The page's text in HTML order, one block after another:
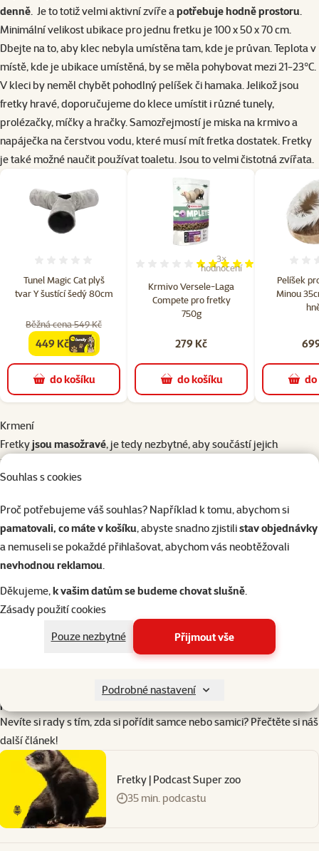
Souhlas s cookies
Proč potřebujeme váš souhlas? Například k tomu, abychom si
pamatovali, co máte v košíku, abyste snadno zjistilistav objednávky
a nemuseli se pokaždé přihlašovat, abychom vás neobtěžovali
nevhodnou reklamou.
Děkujeme,k vašim datům se budeme chovat slušně.
Zásady použití cookies
Pouze nezbytné
Přijmout vše
Podrobné nastavení
denně. Je to totiž velmi aktivní zvíře apotřebuje hodně prostoru.
Minimální velikost ubikace pro jednu fretku je 100 x 50 x 70 cm.
Dbejte na to, aby klec nebyla umístěna tam, kde je průvan. Teplota v
místě, kde je ubikace umístěná, by se měla pohybovat mezi 21-23°C.
V kleci by neměl chybět pohodlný pelíšekči hamaka. Jelikož jsou
fretky hravé, doporučujeme do klece umístit i různétunely,
prolézačky, míčky a hračky. Samozřejmostí je miska na krmivo a
napáječka na čerstvou vodu, které musí mít fretka dostatek. Fretky
je také možné naučit používattoaletu. Jsou to velmi čistotná zvířata.
Tunel Magic Cat plyš
tvar Y šustící šedý 80cm
Běžná cena 549 Kč
familycena
449 Kč
do košíku
Krmivo Versele-Laga
Compete pro fretky
750g
Hodnocení 100%, počet
3×
hodnocení
279 Kč
do košíku
Pelíšek
Minou
Krmení
Fretkyjsou masožravé, je tedy nezbytné, aby součástí jejich
jídelníčku bylo maso. Doporučujeme pořídit
fretky, které obsahují všechny potřebné minerály a živiny. Případně
potravě by měl být vyšší než 30 %. Na zpestření jídelníčku můžete
fretce občas dát kvalitní maso, ovoce a zeleninu. Nejvíce fretky milují
salátové okurky, papriku a rýži. Radost uděláte také kvalitním
pamlskem pro kočky.
Chovatelské tipy
Než si na vás fretka zvykne,
berte do ruky za kůži na krku, nebo jej podeberte dlaní. Dávejte
pozor, aby se fretka nevylekala, mohla by vás velmi bolestivě
fretku jednou ročně nechávaliočkovat minimálně proti vzteklině a
psince
Nevíte si rady s tím, zda si pořídit samce nebo samici? Přečtěte si náš
další článek!
Fretky | Podcast Super zoo
35 min. podcastu